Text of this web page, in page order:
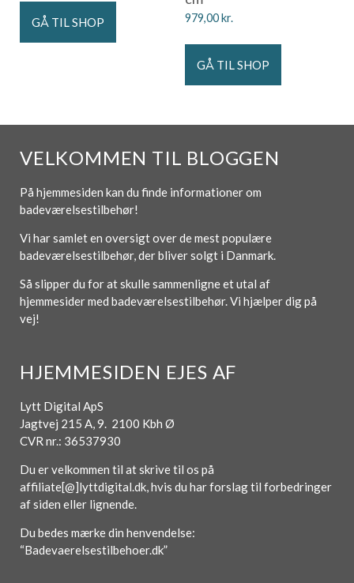
GÅ TIL SHOP 979,00kr.
GÅ TIL SHOP
VELKOMMEN TIL BLOGGEN
På hjemmesiden kan du finde informationer om
badeværelsestilbehør!
Vi har samlet en oversigt over de mest populære
badeværelsestilbehør, der bliver solgt i Danmark.
Så slipper du for at skulle sammenligne et utal af
hjemmesider med badeværelsestilbehør. Vi hjælper dig på
vej!
HJEMMESIDEN EJES AF
Lytt Digital ApS
Jagtvej 215 A, 9. 2100 Kbh Ø
CVR nr.: 36537930
Du er velkommen til at skrive til os på
affiliate[@]lyttdigital.dk, hvis du har forslag til forbedringer
af siden eller lignende.
Du bedes mærke din henvendelse:
“Badevaerelsestilbehoer.dk”